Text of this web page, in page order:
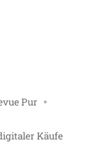
Pur
Käufe